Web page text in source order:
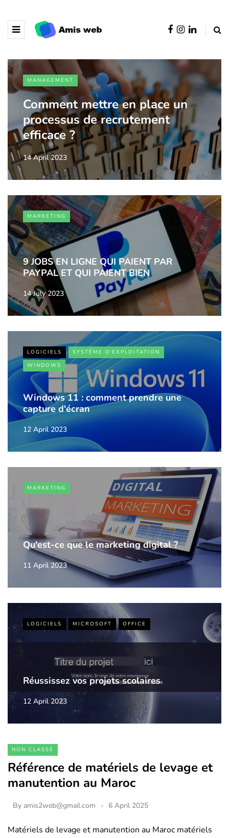
MANAGEMENT
Comment mettre en place un
processus de recrutement
efficace ?
14 April 2023
MARKETING
9 JOBS EN LIGNE QUI PAIENT PAR
PAYPAL ET QUI PAIENT BIEN
14 July 2023
LOGICIELS
SYSTÈME D'EXPLOITATION
WINDOWS
Windows 11 : comment prendre une
capture d'écran
12 April 2023
MARKETING
Qu'est-ce que le marketing digital ?
11 April 2023
LOGICIELS MICROSOFT OFFICE
Réussissez vos projets scolaires
12 April 2023
NON CLASSÉ
Référence de matériels de levage et
manutention au Maroc
By amis2web@gmail.com 6 April 2025
Matériels de levage et manutention au Maroc matériels